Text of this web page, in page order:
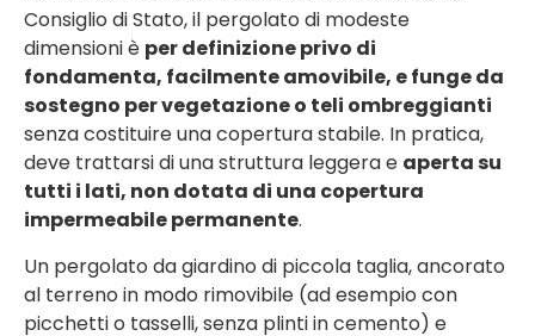
Consiglio di Stato, il pergolato di modeste
dimensioni è per definizione privo di
fondamenta, facilmente amovibile, e funge da
sostegno per vegetazione o teli ombreggianti
senza costituire una copertura stabile. In pratica,
deve trattarsi di una struttura leggera e aperta su
tutti i lati, non dotata di una copertura
impermeabile permanente.
Un pergolato da giardino di piccola taglia, ancorato
al terreno in modo rimovibile (ad esempio con
picchetti o tasselli, senza plinti in cemento) e